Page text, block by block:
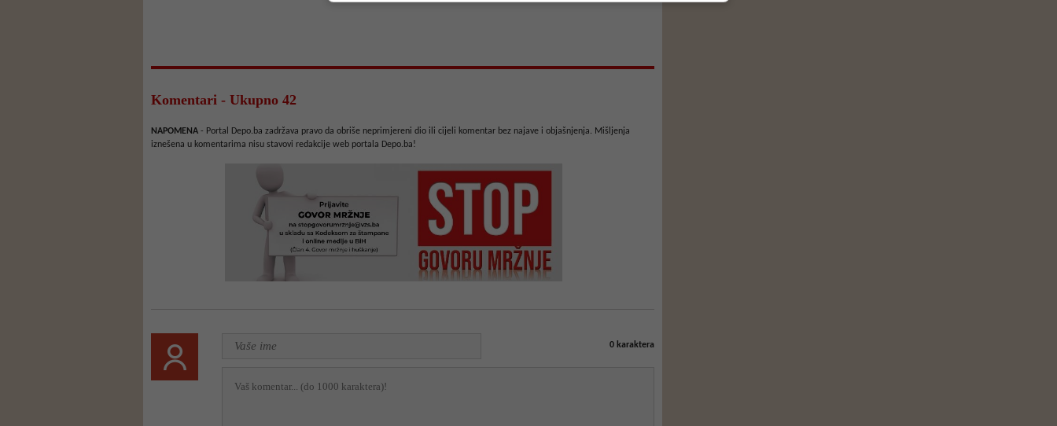
Komentari - Ukupno 42
NAPOMENA - Portal Depo.ba zadržava pravo da obriše neprimjereni dio ili cijeli komentar bez najave i objašnjenja. Mišljenja
iznešena u komentarima nisu stavovi redakcije web portala Depo.ba!
0karaktera